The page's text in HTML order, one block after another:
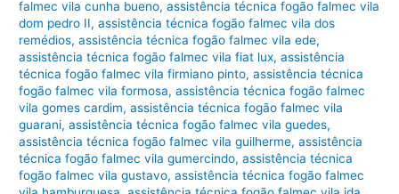
falmec vila cunha bueno,assistência técnica fogão falmec vila
dom pedro II,assistência técnica fogão falmec vila dos
remédios,assistência técnica fogão falmec vila ede,
assistência técnica fogão falmec vila fiat lux,assistência
técnica fogão falmec vila firmiano pinto,assistência técnica
fogão falmec vila formosa,assistência técnica fogão falmec
vila gomes cardim,assistência técnica fogão falmec vila
guarani,assistência técnica fogão falmec vila guedes,
assistência técnica fogão falmec vila guilherme,assistência
técnica fogão falmec vila gumercindo,assistência técnica
fogão falmec vila gustavo,assistência técnica fogão falmec